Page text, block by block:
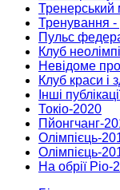
Тренерський
Тренування
Пульс
Клуб
Невідоме
Клуб краси і
Інші
Токіо-2020
Пйонгчанг-
Олімпієць-
Олімпієць-
На обрії Ріо-